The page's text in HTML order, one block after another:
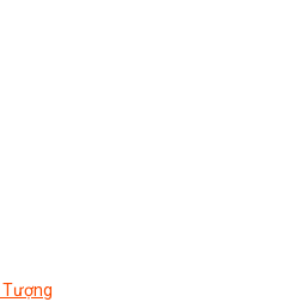
Tượng